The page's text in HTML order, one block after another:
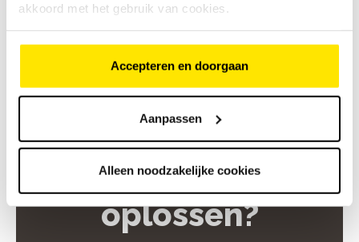
akkoord met het gebruik van cookies.
Accepteren en doorgaan
Aanpassen
Alleen noodzakelijke cookies
Vaak niet, als het om software gaat.
Foutcode laten
oplossen?